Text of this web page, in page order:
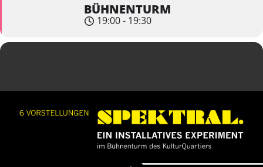
BÜHNENTURM
19:00 - 19:30